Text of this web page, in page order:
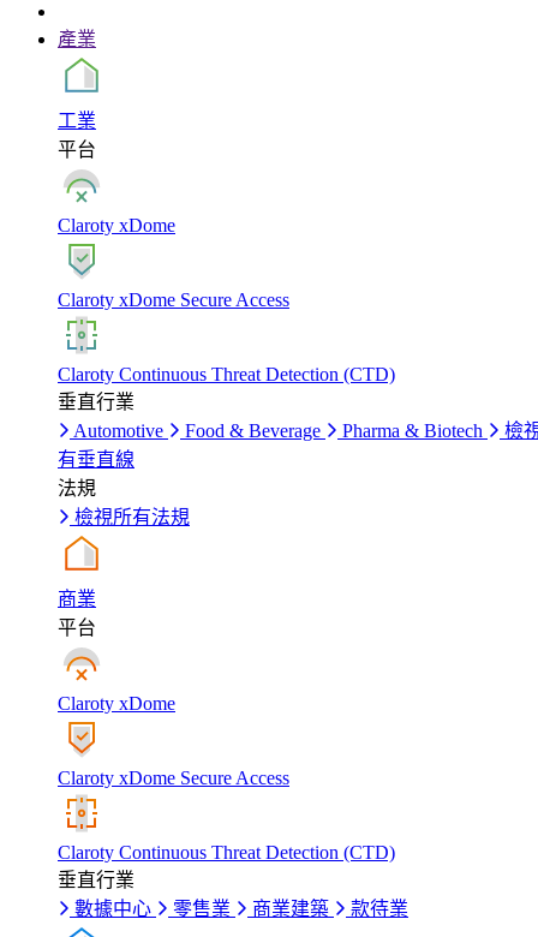
產業
工業
平台
Claroty xDome
Claroty xDome Secure Access
Claroty Continuous Threat Detection (CTD)
垂直行業
Automotive
Food & Beverage Pharma & Biotech
檢
有垂直線
法規
檢視所有法規
商業
平台
Claroty xDome
Claroty xDome Secure Access
Claroty Continuous Threat Detection (CTD)
垂直行業
數據中心
零售業 商業建築 款待業